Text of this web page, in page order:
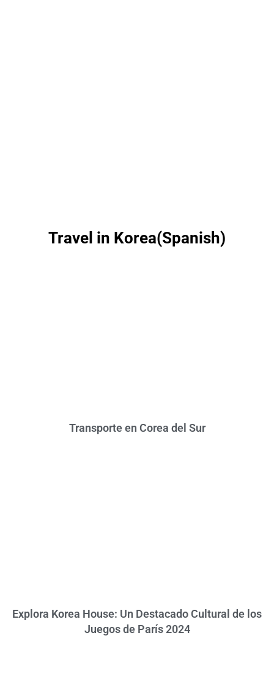
Travel in Korea(Spanish)
Transporte en Corea del Sur
Explora Korea House: Un Destacado Cultural de los
Juegos de París 2024